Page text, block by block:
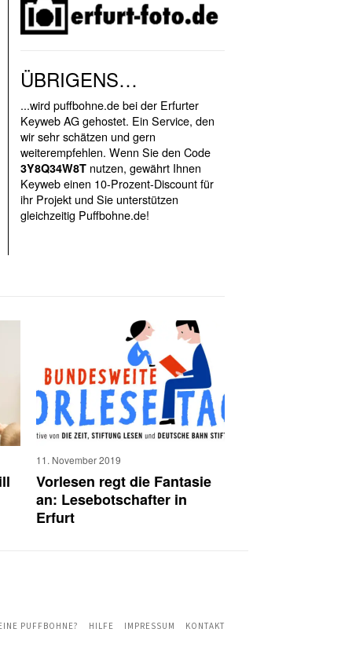
ÜBRIGENS…
...wird puffbohne.de bei der Erfurter
Keyweb AG gehostet. Ein Service, den
wir sehr schätzen und gern
weiterempfehlen. Wenn Sie den Code
3Y8Q34W8T nutzen, gewährt Ihnen
Keyweb einen 10-Prozent-Discount für
ihr Projekt und Sie unterstützen
gleichzeitig Puffbohne.de!
11. November 2019
Vorlesen regt die Fantasie
an: Lesebotschafter in
Erfurt
PUFFBOHNE? HILFE IMPRESSUM KONTAKT